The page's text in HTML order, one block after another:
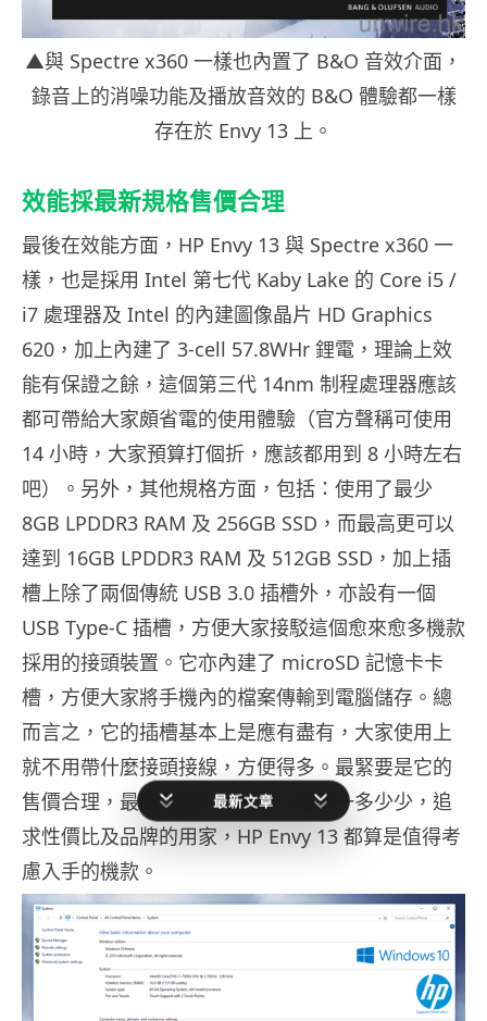
▲與 Spectre x360 一樣也內置了 B&O 音效介面，
錄音上的消噪功能及播放音效的 B&O 體驗都一樣
存在於 Envy 13 上。
效能採最新規格售價合理
最後在效能方面，HP Envy 13 與 Spectre x360 一
樣，也是採用 Intel 第七代 Kaby Lake 的 Core i5 /
i7 處理器及 Intel 的內建圖像晶片 HD Graphics
620，加上內建了 3-cell 57.8WHr 鋰電，理論上效
能有保證之餘，這個第三代 14nm 制程處理器應該
都可帶給大家頗省電的使用體驗（官方聲稱可使用
14 小時，大家預算打個折，應該都用到 8 小時左右
吧）。另外，其他規格方面，包括：使用了最少
8GB LPDDR3 RAM 及 256GB SSD，而最高更可以
達到 16GB LPDDR3 RAM 及 512GB SSD，加上插
槽上除了兩個傳統 USB 3.0 插槽外，亦設有一個
USB Type-C 插槽，方便大家接駁這個愈來愈多機款
採用的接頭裝置。它亦內建了 microSD 記憶卡卡
槽，方便大家將手機內的檔案傳輸到電腦儲存。總
而言之，它的插槽基本上是應有盡有，大家使用上
就不用帶什麼接頭接線，方便得多。最緊要是它的
售價合理，最高規格的一部也只是萬一多少少，追
求性價比及品牌的用家，HP Envy 13 都算是值得考
慮入手的機款。
最新文章